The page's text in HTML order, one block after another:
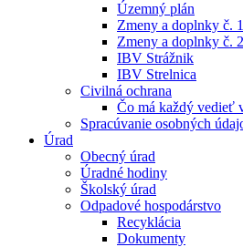
Územný plán
Zmeny a doplnky č. 1
Zmeny a doplnky č. 2
IBV Strážnik
IBV Strelnica
Civilná ochrana
Čo má každý vedieť
Spracúvanie osobných
Úrad
Obecný úrad
Úradné hodiny
Školský úrad
Odpadové hospodárstvo
Recyklácia
Dokumenty